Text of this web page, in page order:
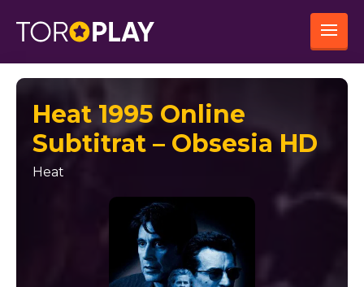
Heat 1995 Online
Subtitrat – Obsesia HD
Heat